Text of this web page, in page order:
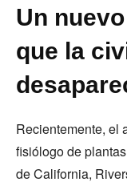
Un
que la
Recientemente, el
fisiólogo de
de California,